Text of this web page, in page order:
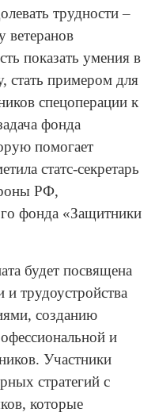
трудности –
ветеранов
показать умения в
стать примером для
спецоперации к
фонда
помогает
статс-секретарь
РФ,
фонда «Защитники
будет посвящена
трудоустройства
созданию
и
Участники
стратегий с
которые